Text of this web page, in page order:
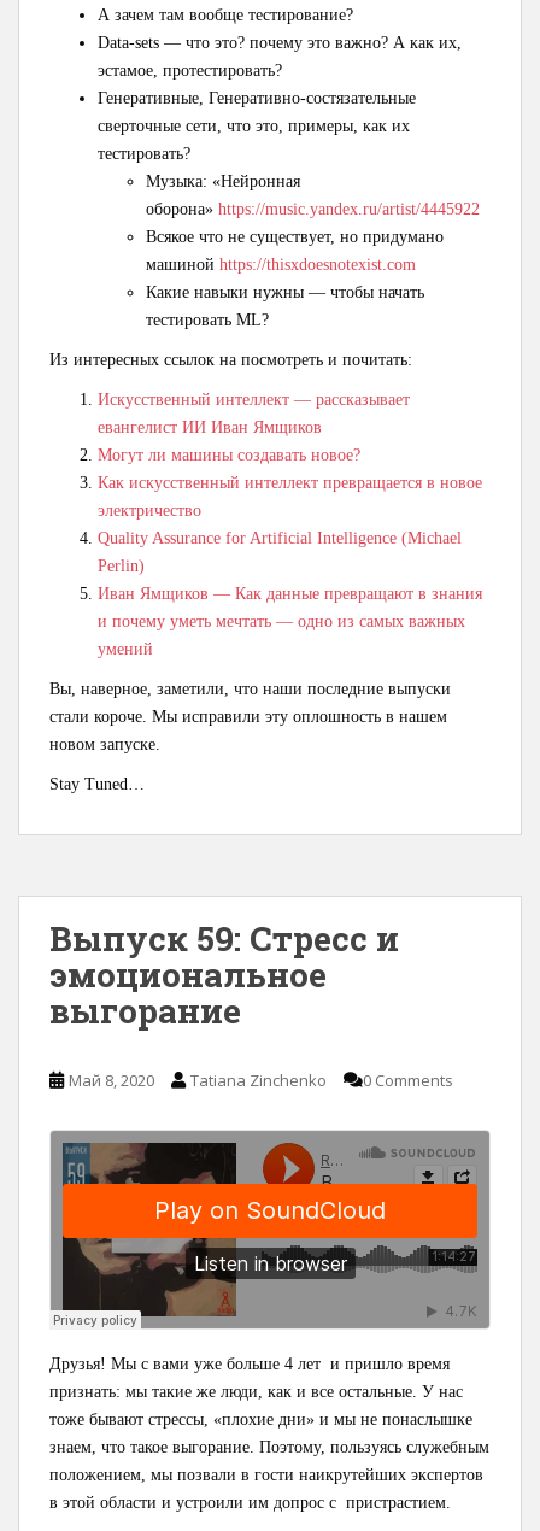
А зачем там вообще тестирование?
Data-sets — что это? почему это важно? А как их,
эстамое, протестировать?
Генеративные, Генеративно-состязательные
сверточные сети, что это, примеры, как их
тестировать?
Музыка: «Нейронная
оборона» https://music.yandex.ru/artist/4445922
Всякое что не существует, но придумано
машиной https://thisxdoesnotexist.com
Какие навыки нужны — чтобы начать
тестировать ML?
Из интересных ссылок на посмотреть и почитать:
Искусственный интеллект — рассказывает
евангелист ИИ Иван Ямщиков
Могут ли машины создавать новое?
Как искусственный интеллект превращается в новое
электричество
Quality Assurance for Artificial Intelligence (Michael
Perlin)
Иван Ямщиков — Как данные превращают в знания
и почему уметь мечтать — одно из самых важных
умений
Вы, наверное, заметили, что наши последние выпуски
стали короче. Мы исправили эту оплошность в нашем
новом запуске.
Stay Tuned…
Выпуск 59: Cтресс и
эмоциональное
выгорание
Май 8, 2020 Tatiana Zinchenko 0 Comments
Друзья! Мы с вами уже больше 4 лет и пришло время
признать: мы такие же люди, как и все остальные. У нас
тоже бывают стрессы, «плохие дни» и мы не понаслышке
знаем, что такое выгорание. Поэтому, пользуясь служебным
положением, мы позвали в гости наикрутейших экспертов
в этой области и устроили им допрос с пристрастием.